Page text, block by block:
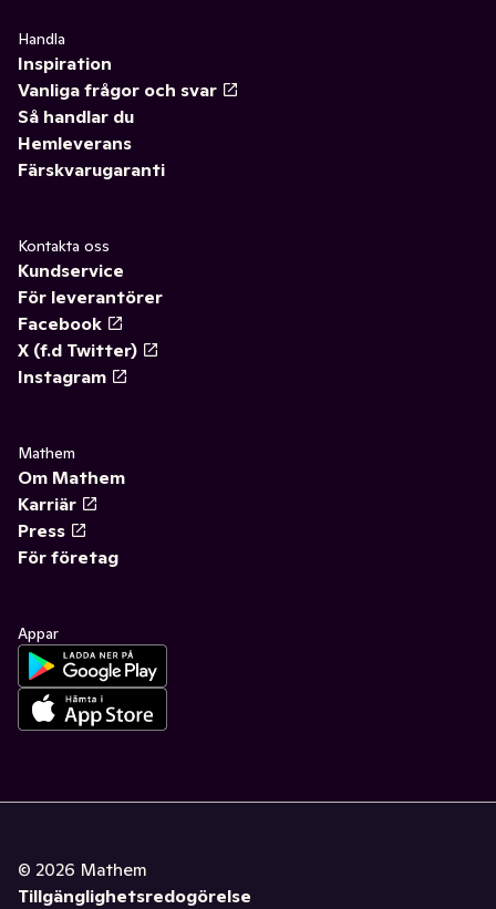
Handla
Inspiration
Vanliga frågor och svar
Så handlar du
Hemleverans
Färskvarugaranti
Kontakta oss
Kundservice
För leverantörer
Facebook
X (f.d Twitter)
Instagram
Mathem
Om Mathem
Karriär
Press
För företag
Appar
© 2026 Mathem
Tillgänglighetsredogörelse